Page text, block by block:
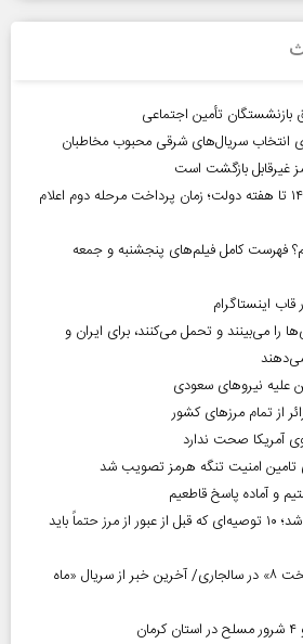
بازنشستگان تأمین اجتماعی
انتخاب سریال‌های شرقی محبوب مخاطبان
غیرقابل بازگشت است
واریز سود سهام عدالت ۱۴۰۴ تا هفته دولت؛ زمان پرداخت مرحله دوم اعلام
فهرست کامل فیلم‌های پنجشنبه و جمعه
اینستاگرام
می‌بینند و تحمل می‌کنند، برای ایران و
علیه نیروهای سعودی
آمریکا صحت ندارد
تامین امنیت تنگه هرمز تصویب شد
و آماده پاسخ قاطعیم
بازگشت زائران اربعین آغاز شد؛ ۱۰ توصیه‌ای که قبل از عبور از مرز حتماً باید
آغاز نگارش فیلمنامه «پایتخت ۸» در سالجاری/ آخرین خبر از سریال «ماه